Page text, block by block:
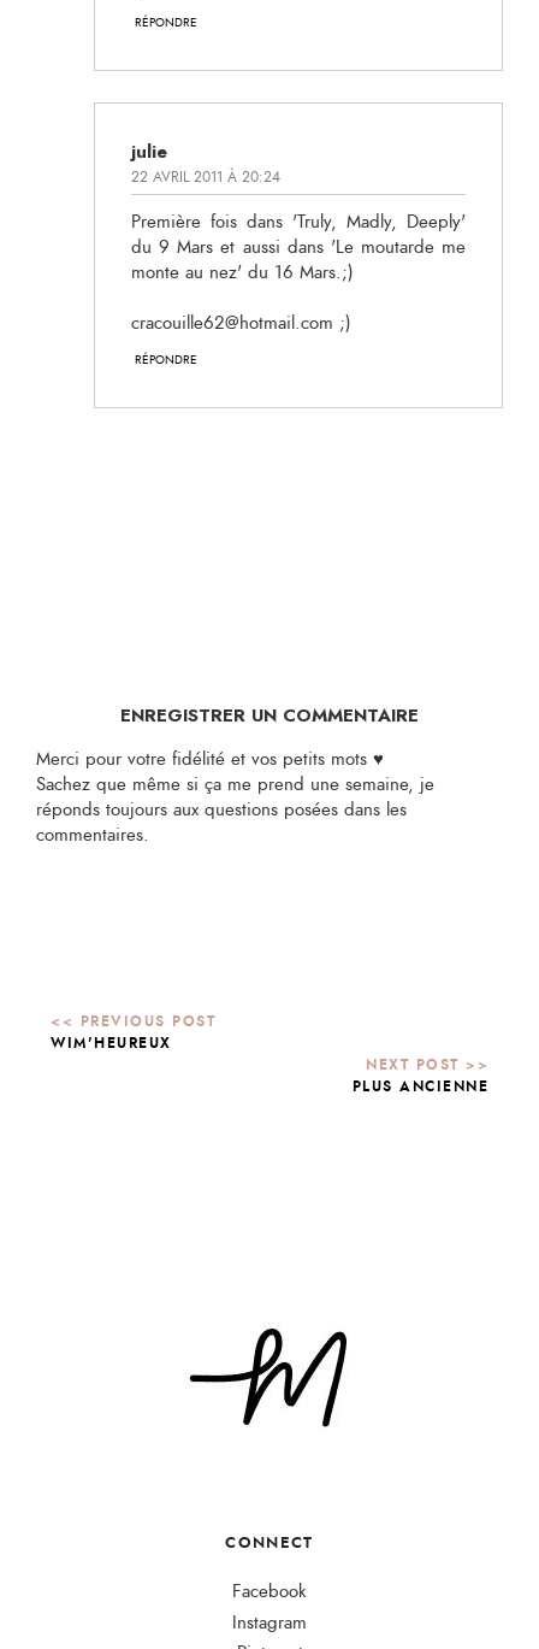
RÉPONDRE
julie
22 AVRIL 2011 À 20:24
Première fois dans 'Truly, Madly, Deeply'
du 9 Mars et aussi dans 'Le moutarde me
monte au nez' du 16 Mars.;)
cracouille62@hotmail.com ;)
RÉPONDRE
ENREGISTRER UN COMMENTAIRE
Merci pour votre fidélité et vos petits mots ♥
Sachez que même si ça me prend une semaine, je
réponds toujours aux questions posées dans les
commentaires.
WIM'HEUREUX
PLUS ANCIENNE
CONNECT
Facebook
Instagram